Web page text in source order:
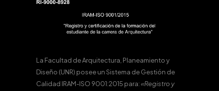
La Facultad de Arquitectura, Planeamiento y
Diseño (UNR) posee un Sistema de Gestión de
Calidad IRAM-ISO 9001:2015 para:«Registro y